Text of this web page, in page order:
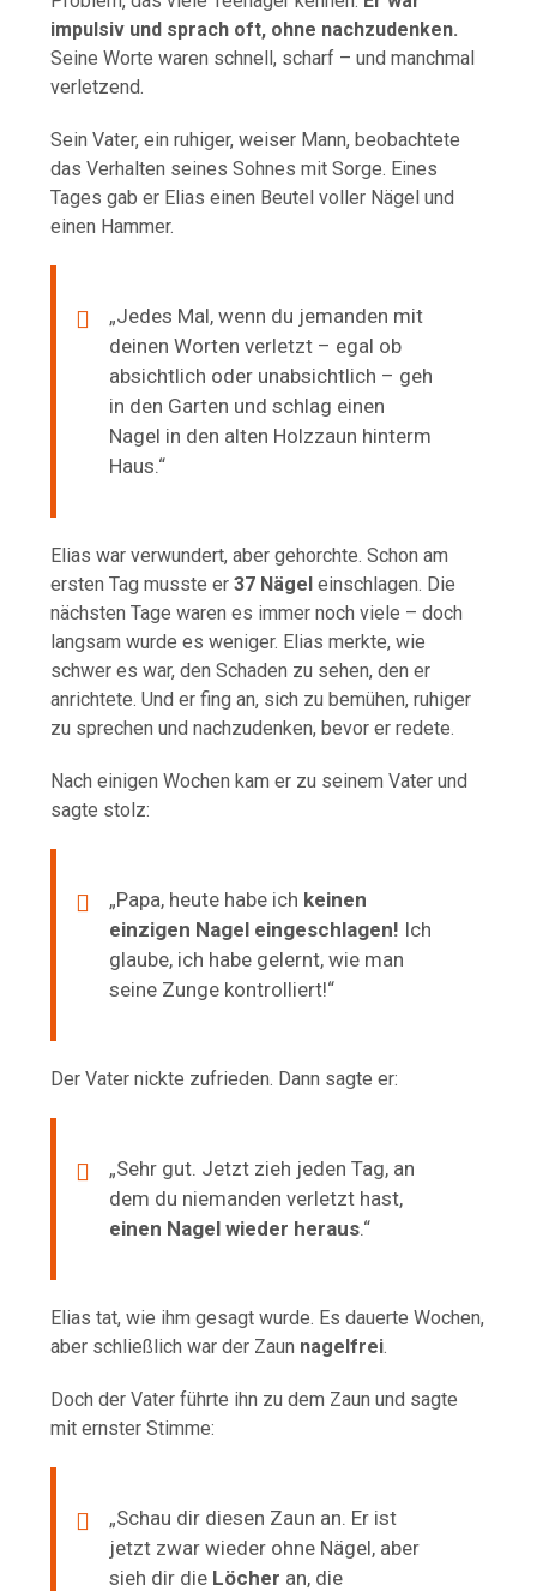
impulsiv und sprach oft, ohne nachzudenken.
Seine Worte waren schnell, scharf – und manchmal
verletzend.
Sein Vater, ein ruhiger, weiser Mann, beobachtete
das Verhalten seines Sohnes mit Sorge. Eines
Tages gab er Elias einen Beutel voller Nägel und
einen Hammer.
„Jedes Mal, wenn du jemanden mit
deinen Worten verletzt – egal ob
absichtlich oder unabsichtlich – geh
in den Garten und schlag einen
Nagel in den alten Holzzaun hinterm
Haus.“
Elias war verwundert, aber gehorchte. Schon am
ersten Tag musste er37 Nägel einschlagen. Die
nächsten Tage waren es immer noch viele – doch
langsam wurde es weniger. Elias merkte, wie
schwer es war, den Schaden zu sehen, den er
anrichtete. Und er fing an, sich zu bemühen, ruhiger
zu sprechen und nachzudenken, bevor er redete.
Nach einigen Wochen kam er zu seinem Vater und
sagte stolz:
„Papa, heute habe ich keinen
einzigen Nagel eingeschlagen! Ich
glaube, ich habe gelernt, wie man
seine Zunge kontrolliert!“
Der Vater nickte zufrieden. Dann sagte er:
„Sehr gut. Jetzt zieh jeden Tag, an
dem du niemanden verletzt hast,
einen Nagel wieder heraus.“
Elias tat, wie ihm gesagt wurde. Es dauerte Wochen,
aber schließlich war der Zaun nagelfrei.
Doch der Vater führte ihn zu dem Zaun und sagte
mit ernster Stimme:
„Schau dir diesen Zaun an. Er ist
jetzt zwar wieder ohne Nägel, aber
sieh dir die Löcher an, die